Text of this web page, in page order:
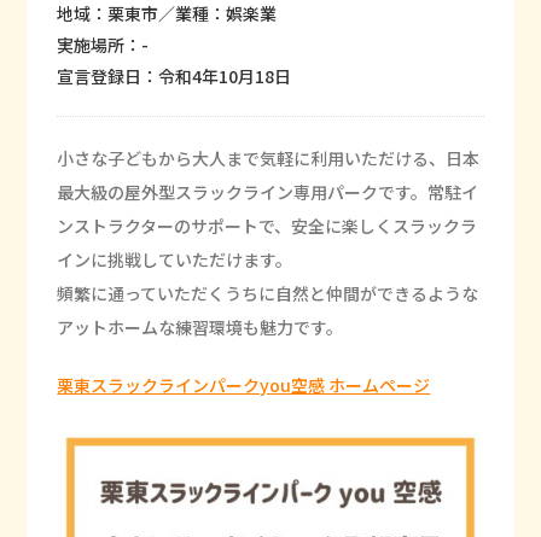
地域：栗東市／業種：娯楽業
実施場所：-
宣言登録日：令和4年10月18日
小さな子どもから大人まで気軽に利用いただける、日本
最大級の屋外型スラックライン専用パークです。常駐イ
ンストラクターのサポートで、安全に楽しくスラックラ
インに挑戦していただけます。
頻繁に通っていただくうちに自然と仲間ができるような
アットホームな練習環境も魅力です。
栗東スラックラインパークyou空感 ホームページ